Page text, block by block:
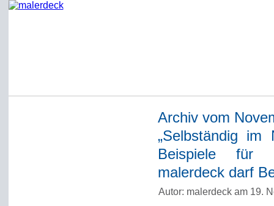
Archiv vom
„Selbständig im
Beispiele für
malerdeck darf
Autor: malerdeck am 19.